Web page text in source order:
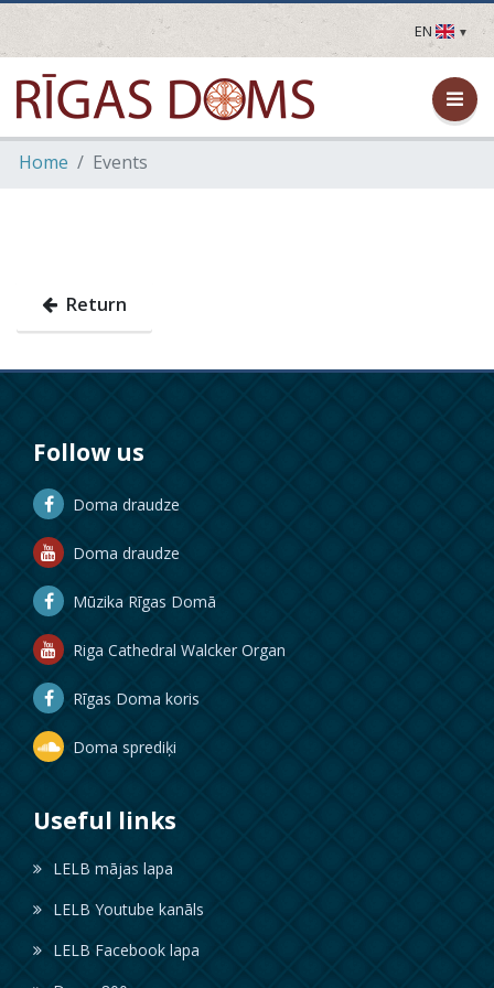
EN
LV
EN
DE
FR
Home Events
Return
Follow us
Doma draudze
Doma draudze
Mūzika Rīgas Domā
Riga Cathedral Walcker Organ
Rīgas Doma koris
Doma sprediķi
Useful links
LELB mājas lapa
LELB Youtube kanāls
LELB Facebook lapa